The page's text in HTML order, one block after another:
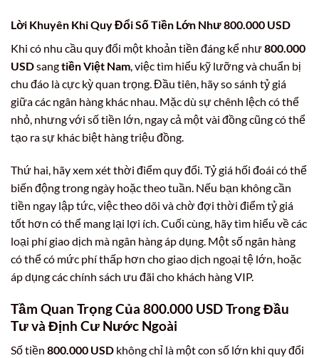
Lời Khuyên Khi Quy Đổi Số Tiền Lớn Như800.000 USD
Khi có nhu cầu quy đổi một khoản tiền đáng kể như800.000
USDsangtiền Việt Nam, việc tìm hiểu kỹ lưỡng và chuẩn bị
chu đáo là cực kỳ quan trọng. Đầu tiên, hãy so sánh tỷ giá
giữa các ngân hàng khác nhau. Mặc dù sự chênh lệch có thể
nhỏ, nhưng với số tiền lớn, ngay cả một vài đồng cũng có thể
tạo ra sự khác biệt hàng triệu đồng.
Thứ hai, hãy xem xét thời điểm quy đổi. Tỷ giá hối đoái có thể
biến động trong ngày hoặc theo tuần. Nếu bạn không cần
tiền ngay lập tức, việc theo dõi và chờ đợi thời điểm tỷ giá
tốt hơn có thể mang lại lợi ích. Cuối cùng, hãy tìm hiểu về các
loại phí giao dịch mà ngân hàng áp dụng. Một số ngân hàng
có thể có mức phí thấp hơn cho giao dịch ngoại tệ lớn, hoặc
áp dụng các chính sách ưu đãi cho khách hàng VIP.
Tầm Quan Trọng Của 800.000 USDTrong Đầu
Tư và Định Cư Nước Ngoài
Số tiền 800.000 USD không chỉ là một con số lớn khi quy đổi